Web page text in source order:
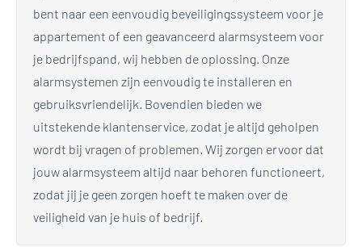
bent naar een eenvoudig beveiligingssysteem voor je
appartement of een geavanceerd alarmsysteem voor
je bedrijfspand, wij hebben de oplossing. Onze
alarmsystemen zijn eenvoudig te installeren en
gebruiksvriendelijk. Bovendien bieden we
uitstekende klantenservice, zodat je altijd geholpen
wordt bij vragen of problemen. Wij zorgen ervoor dat
jouw alarmsysteem altijd naar behoren functioneert,
zodat jij je geen zorgen hoeft te maken over de
veiligheid van je huis of bedrijf.